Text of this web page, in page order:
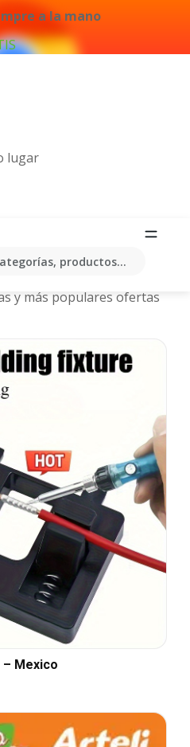
a la mano
lugar
productos...
y ofertas más
y más populares ofertas
– Mexico